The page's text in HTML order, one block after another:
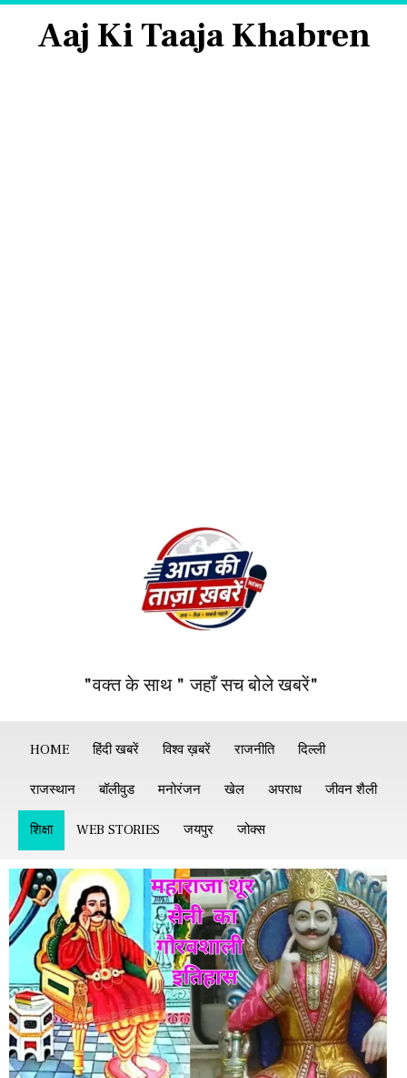
Aaj Ki Taaja Khabren
"वक्त के साथ " जहाँ सच बोले खबरें"
HOME हिंदी खबरें विश्व ख़बरें राजनीति दिल्ली
राजस्थान बॉलीवुड मनोरंजन खेल अपराध जीवन शैली
शिक्षा WEB STORIES जयपुर जोक्स